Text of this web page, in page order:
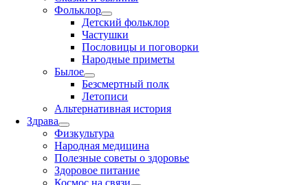
Фольклор
Детский фольклор
Частушки
Пословицы и поговорки
Народные приметы
Былое
Безсмертный полк
Летописи
Альтернативная история
Здрава
Физкультура
Народная медицина
Полезные советы о здоровье
Здоровое питание
Космос на связи